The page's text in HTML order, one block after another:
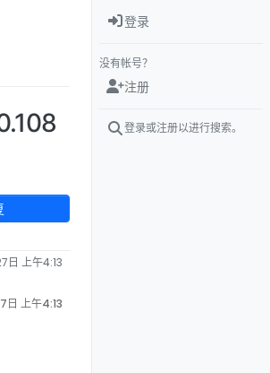
日 上午4:13
上午4:13
登录
没有帐号？
注册
登录或注册以进行搜索。